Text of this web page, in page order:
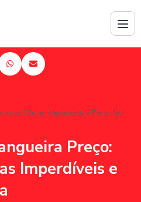
Ofertas Imperdíveis e Dicas de
Preço:
Imperdíveis e